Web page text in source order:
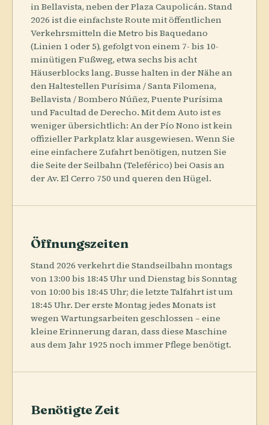
in Bellavista, neben der Plaza Caupolicán. Stand
2026 ist die einfachste Route mit öffentlichen
Verkehrsmitteln die Metro bis Baquedano
(Linien 1 oder 5), gefolgt von einem 7- bis 10-
minütigen Fußweg, etwa sechs bis acht
Häuserblocks lang. Busse halten in der Nähe an
den Haltestellen Purísima / Santa Filomena,
Bellavista / Bombero Núñez, Puente Purísima
und Facultad de Derecho. Mit dem Auto ist es
weniger übersichtlich: An der Pío Nono ist kein
offizieller Parkplatz klar ausgewiesen. Wenn Sie
eine einfachere Zufahrt benötigen, nutzen Sie
die Seite der Seilbahn (Teleférico) bei Oasis an
der Av. El Cerro 750 und queren den Hügel.
Öffnungszeiten
Stand 2026 verkehrt die Standseilbahn montags
von 13:00 bis 18:45 Uhr und Dienstag bis Sonntag
von 10:00 bis 18:45 Uhr; die letzte Talfahrt ist um
18:45 Uhr. Der erste Montag jedes Monats ist
wegen Wartungsarbeiten geschlossen – eine
kleine Erinnerung daran, dass diese Maschine
aus dem Jahr 1925 noch immer Pflege benötigt.
Benötigte Zeit